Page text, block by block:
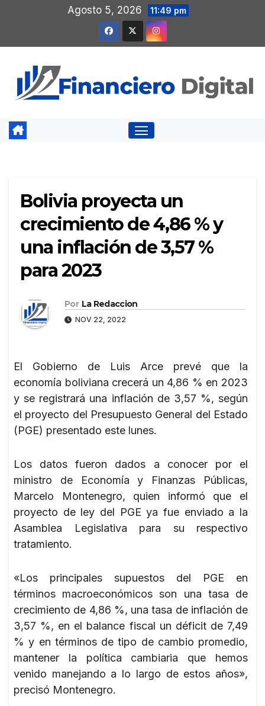
contenido
Agosto 5, 2026 11:49 pm
Bolivia proyecta un
crecimiento de 4,86 % y
una inflación de 3,57 %
para 2023
Por La Redaccion
NOV 22, 2022
El Gobierno de Luis Arce prevé que la
economía boliviana crecerá un 4,86 % en 2023
y se registrará una inflación de 3,57 %, según
el proyecto del Presupuesto General del Estado
(PGE) presentado este lunes.
Los datos fueron dados a conocer por el
ministro de Economía y Finanzas Públicas,
Marcelo Montenegro, quien informó que el
proyecto de ley del PGE ya fue enviado a la
Asamblea Legislativa para su respectivo
tratamiento.
«Los principales supuestos del PGE en
términos macroeconómicos son una tasa de
crecimiento de 4,86 %, una tasa de inflación de
3,57 %, en el balance fiscal un déficit de 7,49
% y en términos de tipo de cambio promedio,
mantener la política cambiaria que hemos
venido manejando a lo largo de estos años»,
precisó Montenegro.